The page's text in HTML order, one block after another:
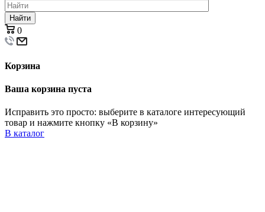
Найти
0
Корзина
Ваша корзина пуста
Исправить это просто: выберите в каталоге интересующий
товар и нажмите кнопку «В корзину»
В каталог